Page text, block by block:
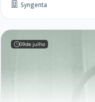
Syngenta
09de julho